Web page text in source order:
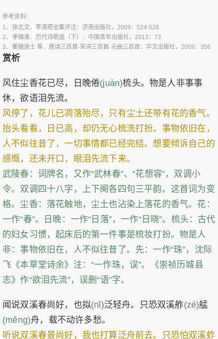
参考资料：
1、 徐北文．李清照全集评注：济南出版社，2009：524-526
2、 季镇淮．历代诗歌选（下）：中国青年出版社，2013：73
3、 蘅塘退士 等．唐诗三百首·宋词三百首·元曲三百首：华文出版社，2009：356
赏析
风住尘香花已尽，日晚倦(juàn)梳头。物是人非事事
休，欲语泪先流。
风停了，花儿已凋落殆尽，只有尘土还带有花的香气。
抬头看看，日已高，却仍无心梳洗打扮。事物依旧在，
人不似往昔了，一切事情都已经完结。想要倾诉自己的
感慨，还未开口，眼泪先流下来。
武陵春：词牌名，又作“武林春”、“花想容”，双调小
令。双调四十八字，上下阕各四句三平韵。这首词为变
格。尘香：落花触地，尘土也沾染上落花的香气。花：
一作“春”。日晚：一作“日落”，一作“日晓”。梳头：古代
的妇女习惯，起床后的第一件事是梳妆打扮。物是人
非：事物依旧在，人不似往昔了。先：一作“珠”，沈际
飞《本草堂诗余》注：“一作珠，误”。《崇祯历城县
志》作“欲泪先流”，误删“语”字。
闻说双溪春尚好，也拟(nǐ)泛轻舟。只恐双溪舴(zé)艋
(měng)舟，载不动许多愁。
听说双溪春景尚好，我也打算泛舟前去。只恐怕双溪蚱